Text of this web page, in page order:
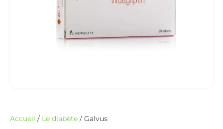
Accueil / Le diabète / Galvus